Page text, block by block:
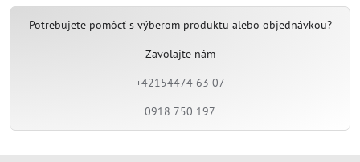
Potrebujete pomôcť s výberom produktu alebo objednávkou?
Zavolajte nám
+42154474 63 07
0918 750 197